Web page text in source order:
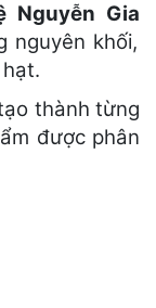
Nguyễn Gia
nguyên khối,
thành từng
được phân